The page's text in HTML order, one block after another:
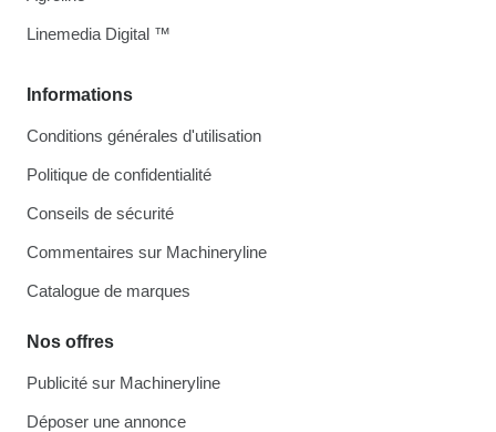
Informations
Conditions générales d'utilisation
Politique de confidentialité
Conseils de sécurité
Commentaires sur Machineryline
Catalogue de marques
Nos offres
Publicité sur Machineryline
Déposer une annonce
Linemedia Digital ™